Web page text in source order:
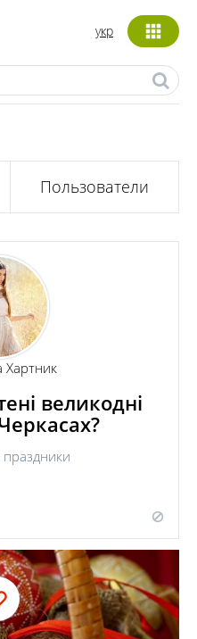
укр
Пользователи
Хартник
великодні